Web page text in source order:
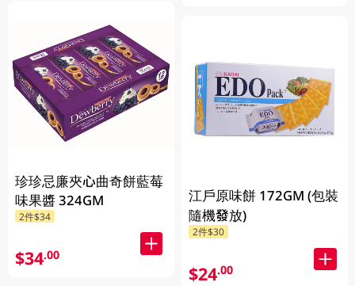
珍珍忌廉夾心曲奇餅藍莓
味果醬 324GM
2件$34
$34.00
江戶原味餅 172GM (包裝
隨機發放)
2件$30
$24.00